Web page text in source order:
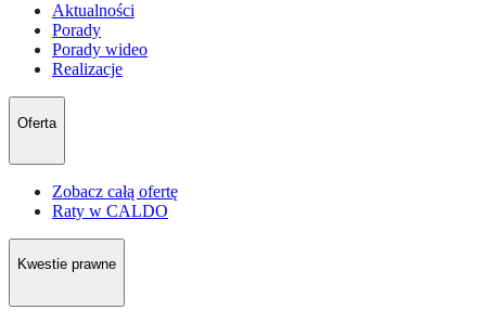
Aktualności
Porady
Porady wideo
Realizacje
Oferta
Zobacz całą ofertę
Raty w CALDO
Kwestie prawne